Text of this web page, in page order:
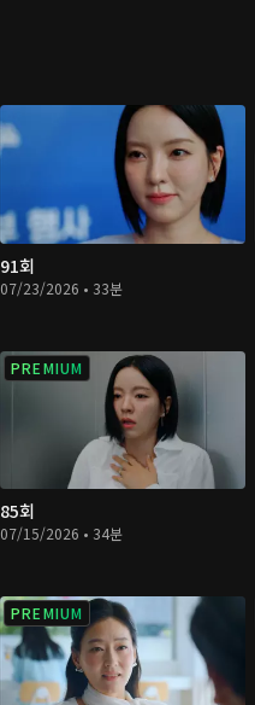
91회
07/23/2026 • 33분
PREMIUM
85회
07/15/2026 • 34분
PREMIUM